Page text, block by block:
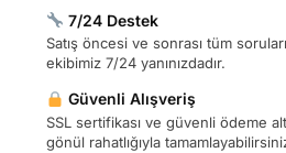
7/24 Destek
Satış öncesi ve sonrası tüm
ekibimiz 7/24 yanınızdadır.
Güvenli Alışveriş
SSL sertifikası ve güvenli ödeme
gönül rahatlığıyla